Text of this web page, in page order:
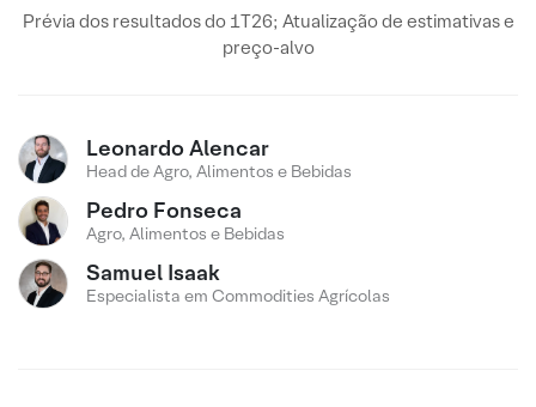
Prévia dos resultados do 1T26; Atualização de estimativas e
preço-alvo
Leonardo Alencar
Head de Agro, Alimentos e Bebidas
Pedro Fonseca
Agro, Alimentos e Bebidas
Samuel Isaak
Especialista em Commodities Agrícolas